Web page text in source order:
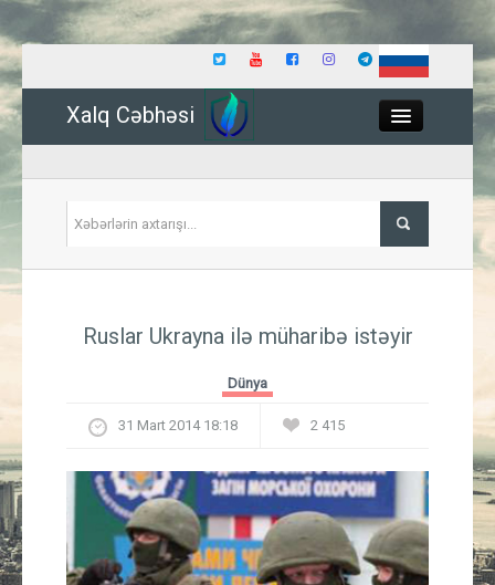
Xalq Cəbhəsi
İqtisadiyyat
Güney Azərbaycan
Mədəniyyət
Ruslar Ukrayna ilə müharibə istəyir
Dünya
31 Mart 2014 18:18 2 415